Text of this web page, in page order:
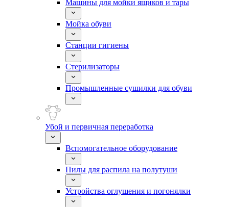
Машины для мойки ящиков и тары
Мойка обуви
Станции гигиены
Стерилизаторы
Промышленные сушилки для обуви
Убой и первичная переработка
Вспомогательное оборудование
Пилы для распила на полутуши
Устройства оглушения и погонялки